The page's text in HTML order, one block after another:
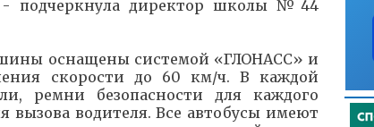
подчеркнула директор школы №44
оснащены системой «ГЛОНАСС» и
скорости до 60 км/ч. В каждой
ремни безопасности для каждого
водителя. Все автобусы имеют